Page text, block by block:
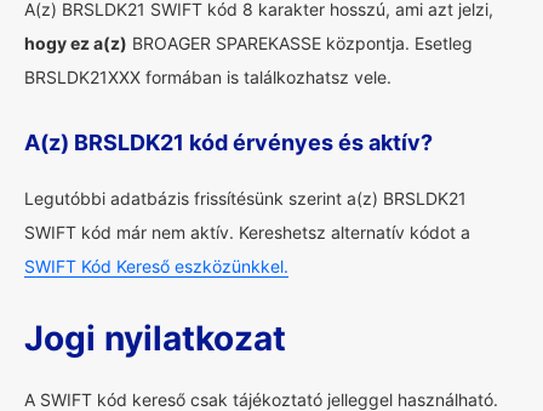
A(z) BRSLDK21 SWIFT kód 8 karakter hosszú, ami azt jelzi,
hogy ez a(z) BROAGER SPAREKASSE központja. Esetleg
BRSLDK21XXX formában is találkozhatsz vele.
A(z) BRSLDK21 kód érvényes és aktív?
Legutóbbi adatbázis frissítésünk szerint a(z) BRSLDK21
SWIFT kód már nem aktív. Kereshetsz alternatív kódot a
SWIFT Kód Kereső eszközünkkel.
Jogi nyilatkozat
A SWIFT kód kereső csak tájékoztató jelleggel használható.